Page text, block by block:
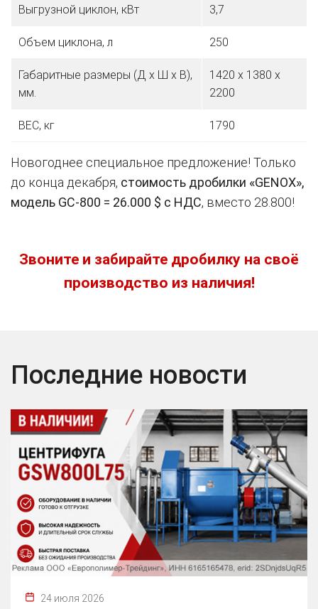
Выгрузной циклон, кВт 3,7
Объем циклона, л 250
Габаритные размеры (Д х Ш х В),
мм.
1420 х 1380 х
2200
ВЕС, кг 1790
Новогоднее специальное предложение! Только
до конца декабря, стоимость дробилки «GENOX»,
модель GC-800 = 26.000 $ с НДС, вместо 28.800!
Звоните и забирайте дробилку на своё
производство из наличия!
Последние новости
24 июля 2026